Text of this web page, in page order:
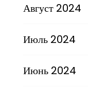
Август 2024
Июль 2024
Июнь 2024